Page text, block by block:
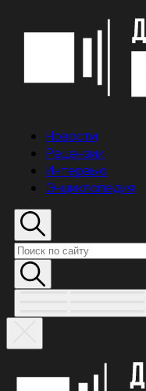
Новости
Рецензии
Интервью
Энциклопедия